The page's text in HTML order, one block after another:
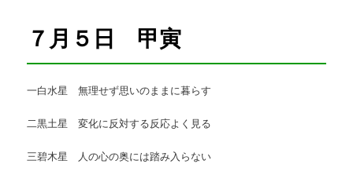
７月５日 甲寅
一白水星 無理せず思いのままに暮らす
二黒土星 変化に反対する反応よく見る
三碧木星 人の心の奥には踏み入らない